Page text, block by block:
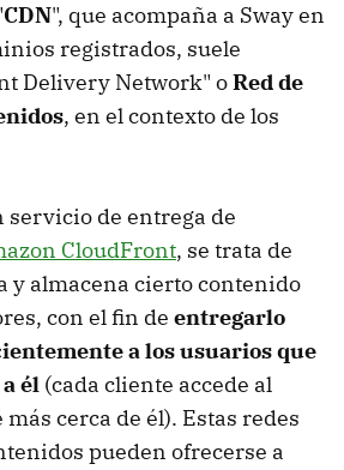
CDN", que acompaña a Sway en
registrados, suele
Delivery Network" oRed de
, en el contexto de los
servicio de entrega de
CloudFront, se trata de
y almacena cierto contenido
con el fin de entregarlo
a los usuarios que
él (cada cliente accede al
cerca de él). Estas redes
pueden ofrecerse a